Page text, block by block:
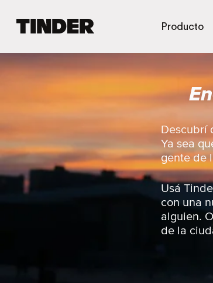
i
n
d
e
Producto
Descubrí
Ya sea
gente de
Usá
con una
alguien.
de la